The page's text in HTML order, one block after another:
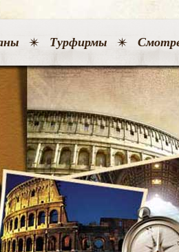
Турфирмы